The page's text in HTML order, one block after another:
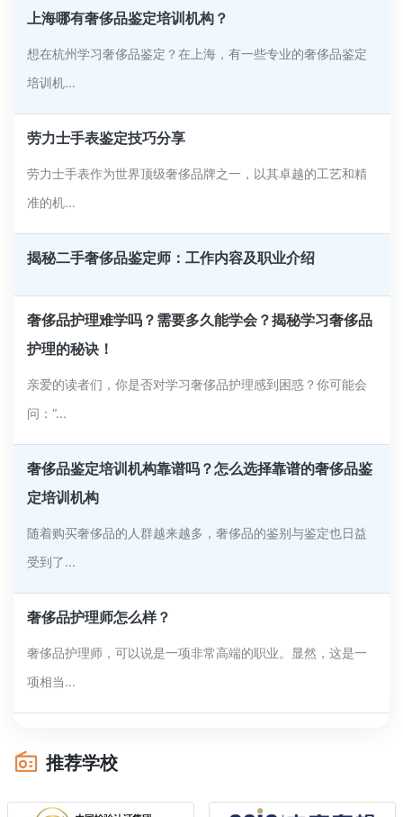
上海哪有奢侈品鉴定培训机构？
想在杭州学习奢侈品鉴定？在上海，有一些专业的奢侈品鉴定
培训机...
劳力士手表鉴定技巧分享
劳力士手表作为世界顶级奢侈品牌之一，以其卓越的工艺和精
准的机...
揭秘二手奢侈品鉴定师：工作内容及职业介绍
奢侈品护理难学吗？需要多久能学会？揭秘学习奢侈品
护理的秘诀！
亲爱的读者们，你是否对学习奢侈品护理感到困惑？你可能会
问：“...
奢侈品鉴定培训机构靠谱吗？怎么选择靠谱的奢侈品鉴
定培训机构
随着购买奢侈品的人群越来越多，奢侈品的鉴别与鉴定也日益
受到了...
奢侈品护理师怎么样？
奢侈品护理师，可以说是一项非常高端的职业。显然，这是一
项相当...
推荐学校